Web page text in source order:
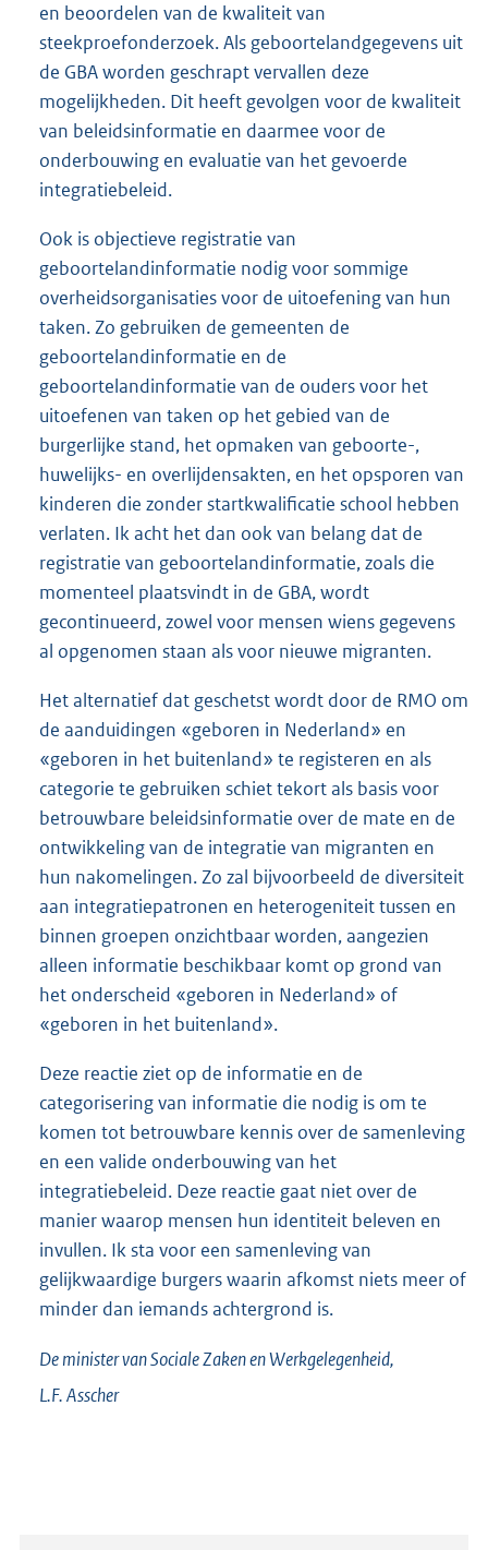
en beoordelen van de kwaliteit van
steekproefonderzoek. Als geboortelandgegevens uit
de GBA worden geschrapt vervallen deze
mogelijkheden. Dit heeft gevolgen voor de kwaliteit
van beleidsinformatie en daarmee voor de
onderbouwing en evaluatie van het gevoerde
integratiebeleid.
Ook is objectieve registratie van
geboortelandinformatie nodig voor sommige
overheidsorganisaties voor de uitoefening van hun
taken. Zo gebruiken de gemeenten de
geboortelandinformatie en de
geboortelandinformatie van de ouders voor het
uitoefenen van taken op het gebied van de
burgerlijke stand, het opmaken van geboorte-,
huwelijks- en overlijdensakten, en het opsporen van
kinderen die zonder startkwalificatie school hebben
verlaten. Ik acht het dan ook van belang dat de
registratie van geboortelandinformatie, zoals die
momenteel plaatsvindt in de GBA, wordt
gecontinueerd, zowel voor mensen wiens gegevens
al opgenomen staan als voor nieuwe migranten.
Het alternatief dat geschetst wordt door de RMO om
de aanduidingen «geboren in Nederland» en
«geboren in het buitenland» te registeren en als
categorie te gebruiken schiet tekort als basis voor
betrouwbare beleidsinformatie over de mate en de
ontwikkeling van de integratie van migranten en
hun nakomelingen. Zo zal bijvoorbeeld de diversiteit
aan integratiepatronen en heterogeniteit tussen en
binnen groepen onzichtbaar worden, aangezien
alleen informatie beschikbaar komt op grond van
het onderscheid «geboren in Nederland» of
«geboren in het buitenland».
Deze reactie ziet op de informatie en de
categorisering van informatie die nodig is om te
komen tot betrouwbare kennis over de samenleving
en een valide onderbouwing van het
integratiebeleid. Deze reactie gaat niet over de
manier waarop mensen hun identiteit beleven en
invullen. Ik sta voor een samenleving van
gelijkwaardige burgers waarin afkomst niets meer of
minder dan iemands achtergrond is.
De minister van Sociale Zaken en Werkgelegenheid,
L.F.Asscher